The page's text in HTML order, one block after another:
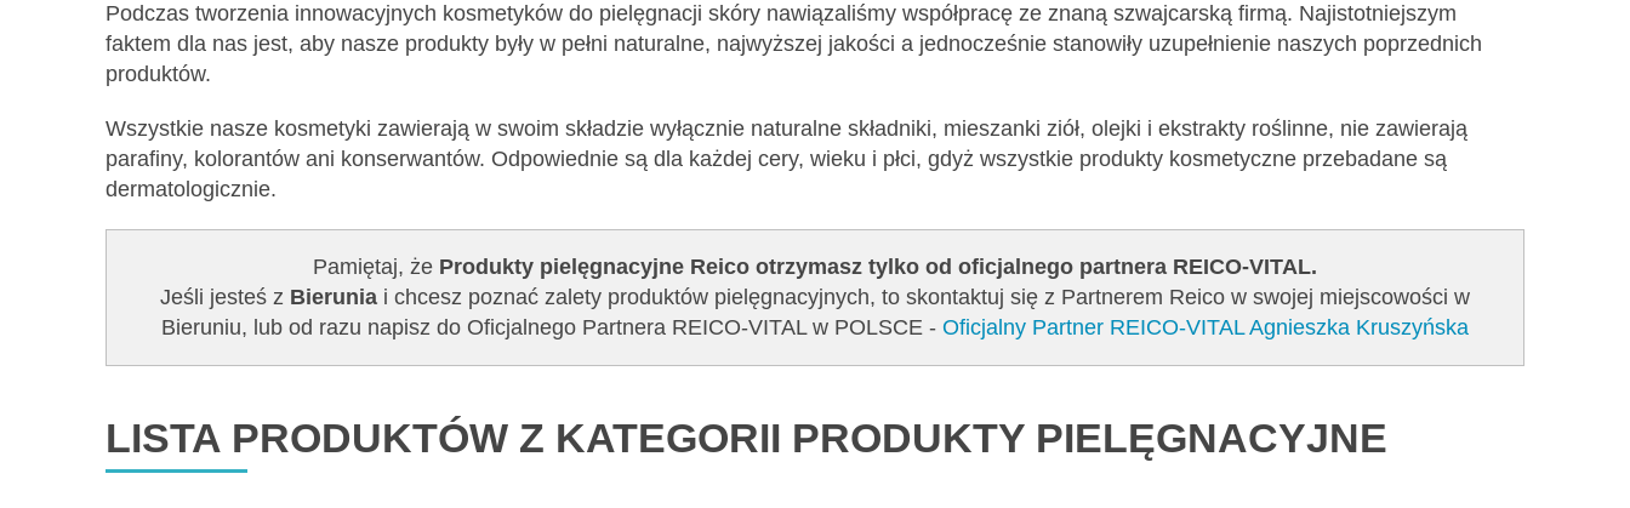
Podczas tworzenia innowacyjnych kosmetyków do pielęgnacji skóry nawiązaliśmy współpracę ze znaną szwajcarską firmą. Najistotniejszym
faktem dla nas jest, aby nasze produkty były w pełni naturalne, najwyższej jakości a jednocześnie stanowiły uzupełnienie naszych poprzednich
produktów.
Wszystkie nasze kosmetyki zawierają w swoim składzie wyłącznie naturalne składniki, mieszanki ziół, olejki i ekstrakty roślinne, nie zawierają
parafiny, kolorantów ani konserwantów. Odpowiednie są dla każdej cery, wieku i płci, gdyż wszystkie produkty kosmetyczne przebadane są
dermatologicznie.
Pamiętaj, że Produkty pielęgnacyjne Reico otrzymasz tylko od oficjalnego partnera REICO-VITAL.
Jeśli jesteś z Bierunia i chcesz poznać zalety produktów pielęgnacyjnych, to skontaktuj się z Partnerem Reico w swojej miejscowości w
Bieruniu, lub od razu napisz do Oficjalnego Partnera REICO-VITAL w POLSCE - Oficjalny Partner REICO-VITAL Agnieszka Kruszyńska
LISTA PRODUKTÓW Z KATEGORII PRODUKTY PIELĘGNACYJNE